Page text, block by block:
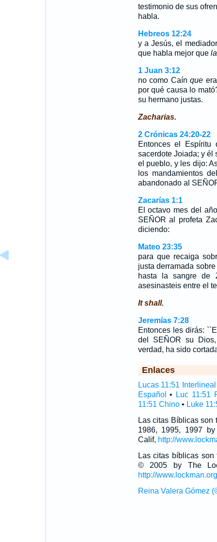
testimonio de sus
habla.
Hebreos 12:24
y a Jesús, el
que habla mejor que
1 Juan 3:12
no como Caínque
por qué causa lo
su hermano justas.
Zacharias.
2 Crónicas 24:20-22
Entonces el
sacerdote Joiada; y él
el pueblo, y les dijo:
los mandamientos
abandonado al
Zacarías 1:1
El octavo mes del
SEÑOR al profeta
diciendo:
Mateo 23:35
para que recaiga
justa derramada
hasta la sangre de
asesinasteis entre el
It shall.
Jeremías 7:28
Entonces les dirás:
del SEÑOR su
verdad, ha sido
Enlaces
Lucas 11:51 Interlineal
Español •
Luc 11:51
11:51 Chino• Luke
Las citas Bíblicas
1986, 1995, 1997
Calif, http://
Las citas bíblicas
© 2005 by The
http://www.lockman.org
Reina Valera Gómez